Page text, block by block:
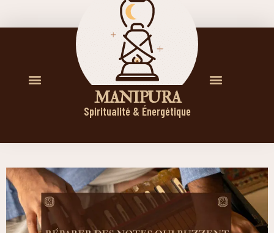
M A N I P U R A
Spiritualité & Énergétique